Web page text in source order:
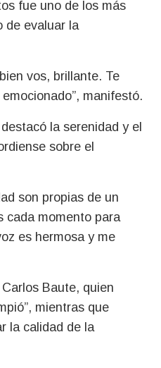
fue uno de los más
de evaluar la
vos, brillante. Te
manifestó.
destacó la serenidad y el
sobre el
son propias de un
cada momento para
es hermosa y me
Carlos Baute, quien
mientras que
la calidad de la